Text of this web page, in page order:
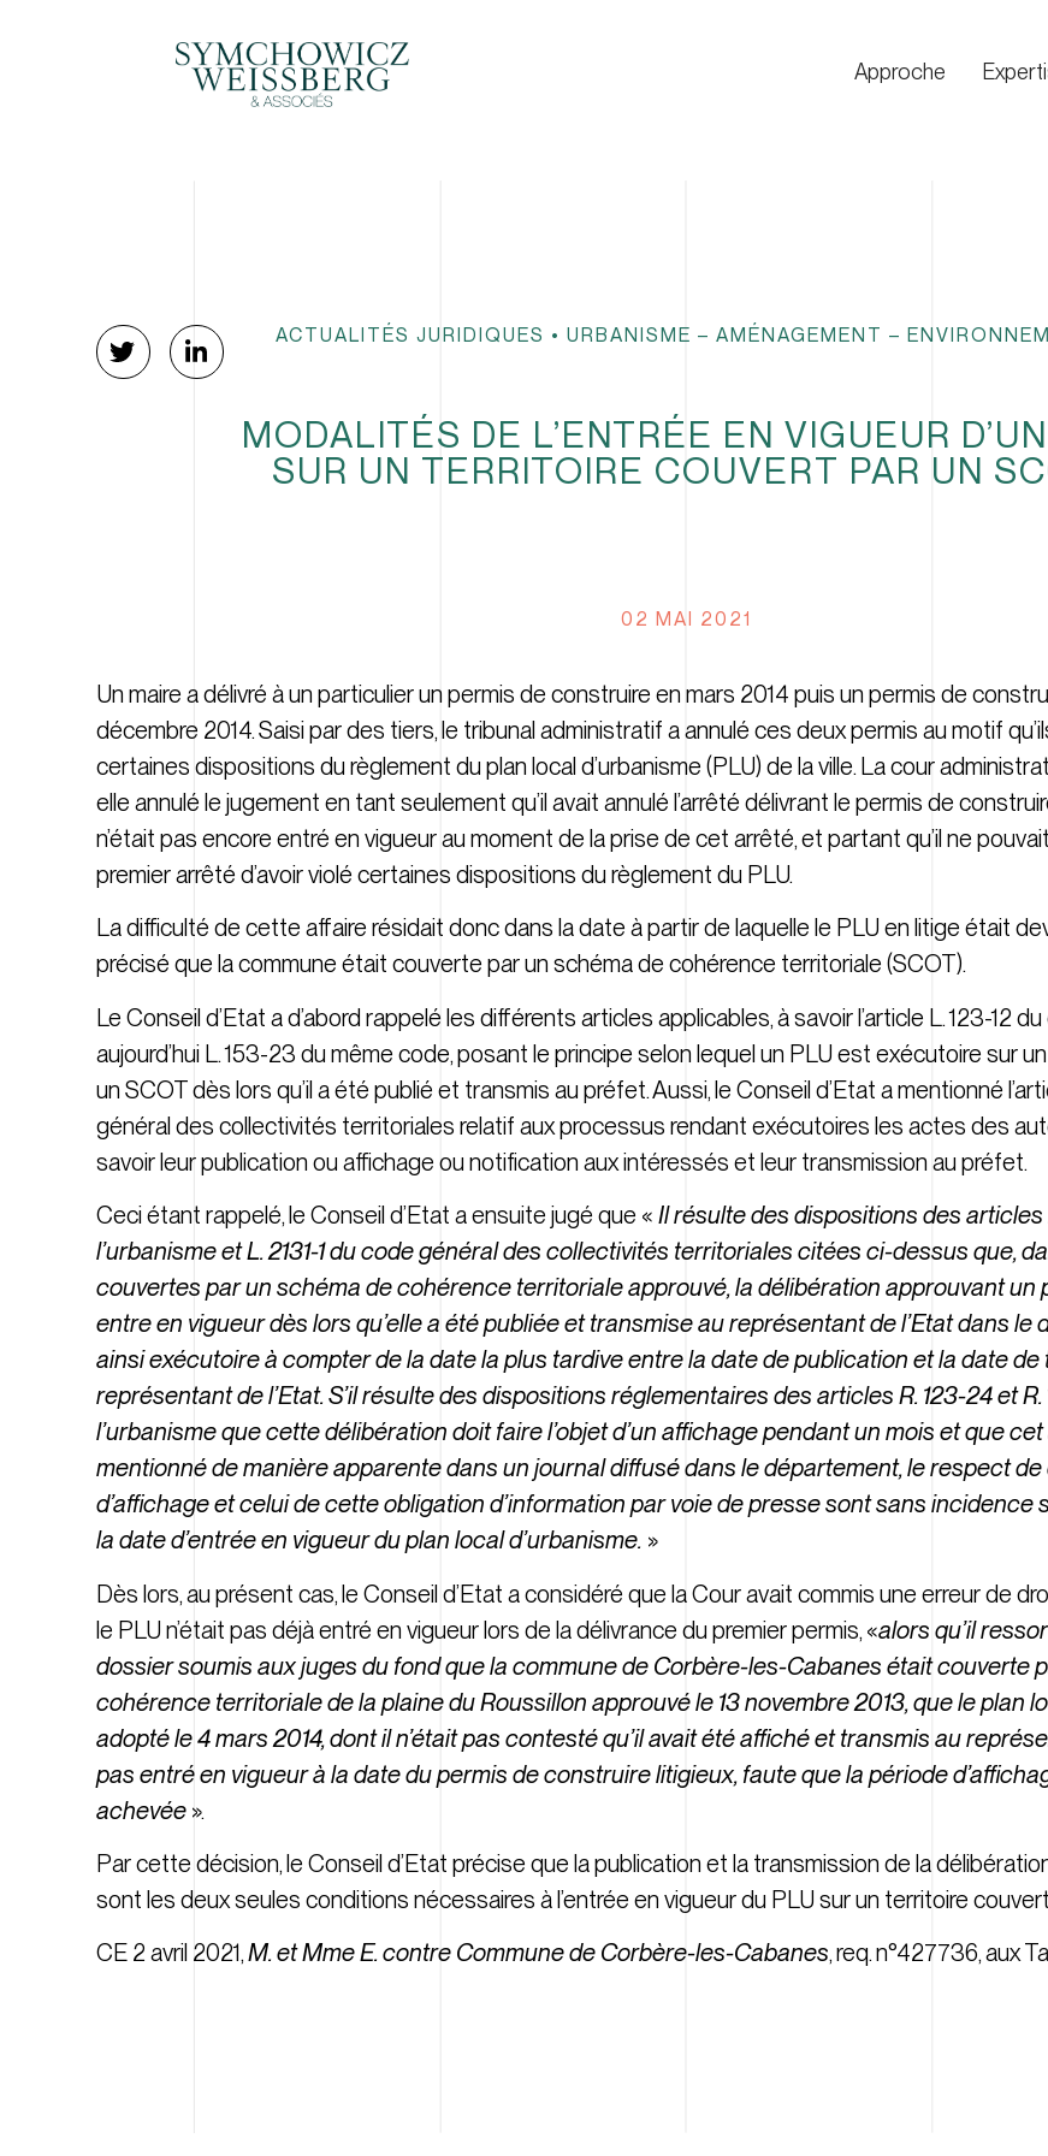
Approche
ACTUALITÉS JURIDIQUES • URBANISME – AMÉNAGEMENT –
MODALITÉS DE L’ENTRÉE EN VIGUEUR
SUR UN TERRITOIRE COUVERT PAR UN
02 MAI 2021
Un maire a délivré à un particulier un permis de construire en mars 2014 puis un permis de
décembre 2014. Saisi par des tiers, le tribunal administratif a annulé ces deux permis au motif
certaines dispositions du règlement du plan local d’urbanisme (PLU) de la ville. La cour
elle annulé le jugement en tant seulement qu’il avait annulé l’arrêté délivrant le permis de
n’était pas encore entré en vigueur au moment de la prise de cet arrêté, et partant qu’il ne
premier arrêté d’avoir violé certaines dispositions du règlement du PLU.
La difficulté de cette affaire résidait donc dans la date à partir de laquelle le PLU en litige était
précisé que la commune était couverte par un schéma de cohérence territoriale (SCOT).
Le Conseil d’Etat a d’abord rappelé les différents articles applicables, à savoir l’article L. 123-12
aujourd’hui L. 153-23 du même code, posant le principe selon lequel un PLU est exécutoire sur
un SCOT dès lors qu’il a été publié et transmis au préfet. Aussi, le Conseil d’Etat a mentionné
général des collectivités territoriales relatif aux processus rendant exécutoires les actes des
savoir leur publication ou affichage ou notification aux intéressés et leur transmission au préfet.
Ceci étant rappelé, le Conseil d’Etat a ensuite jugé que « Il résulte des dispositions des articles
l’urbanisme et L. 2131-1 du code général des collectivités territoriales citées ci-dessus que,
couvertes par un schéma de cohérence territoriale approuvé, la délibération approuvant un
entre en vigueur dès lors qu’elle a été publiée et transmise au représentant de l’Etat dans le
ainsi exécutoire à compter de la date la plus tardive entre la date de publication et la date
représentant de l’Etat. S’il résulte des dispositions réglementaires des articles R. 123-24 et
l’urbanisme que cette délibération doit faire l’objet d’un affichage pendant un mois et que
mentionné de manière apparente dans un journal diffusé dans le département, le respect
d’affichage et celui de cette obligation d’information par voie de presse sont sans incidence
la date d’entrée en vigueur du plan local d’urbanisme. »
Dès lors, au présent cas, le Conseil d’Etat a considéré que la Cour avait commis une erreur de
le PLU n’était pas déjà entré en vigueur lors de la délivrance du premier permis, «alors qu’il
dossier soumis aux juges du fond que la commune de Corbère-les-Cabanes était couverte
cohérence territoriale de la plaine du Roussillon approuvé le 13 novembre 2013, que le plan
adopté le 4 mars 2014, dont il n’était pas contesté qu’il avait été affiché et transmis au
pas entré en vigueur à la date du permis de construire litigieux, faute que la période
achevée ».
Par cette décision, le Conseil d’Etat précise que la publication et la transmission de la
sont les deux seules conditions nécessaires à l’entrée en vigueur du PLU sur un territoire
CE 2 avril 2021,M. et Mme E. contre Commune de Corbère-les-Cabanes, req. n°427736, aux